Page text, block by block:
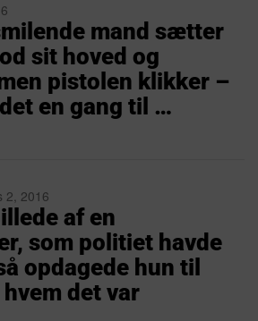
mand sætter
sit hoved og
pistolen klikker –
en gang til …
2, 2016
af en
som politiet havde
opdagede hun til
det var